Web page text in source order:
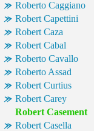
Roberto Caggiano
Robert Capettini
Robert Caza
Robert Cabal
Roberto Cavallo
Roberto Assad
Robert Curtius
Robert Carey
Robert Casement
Robert Casella